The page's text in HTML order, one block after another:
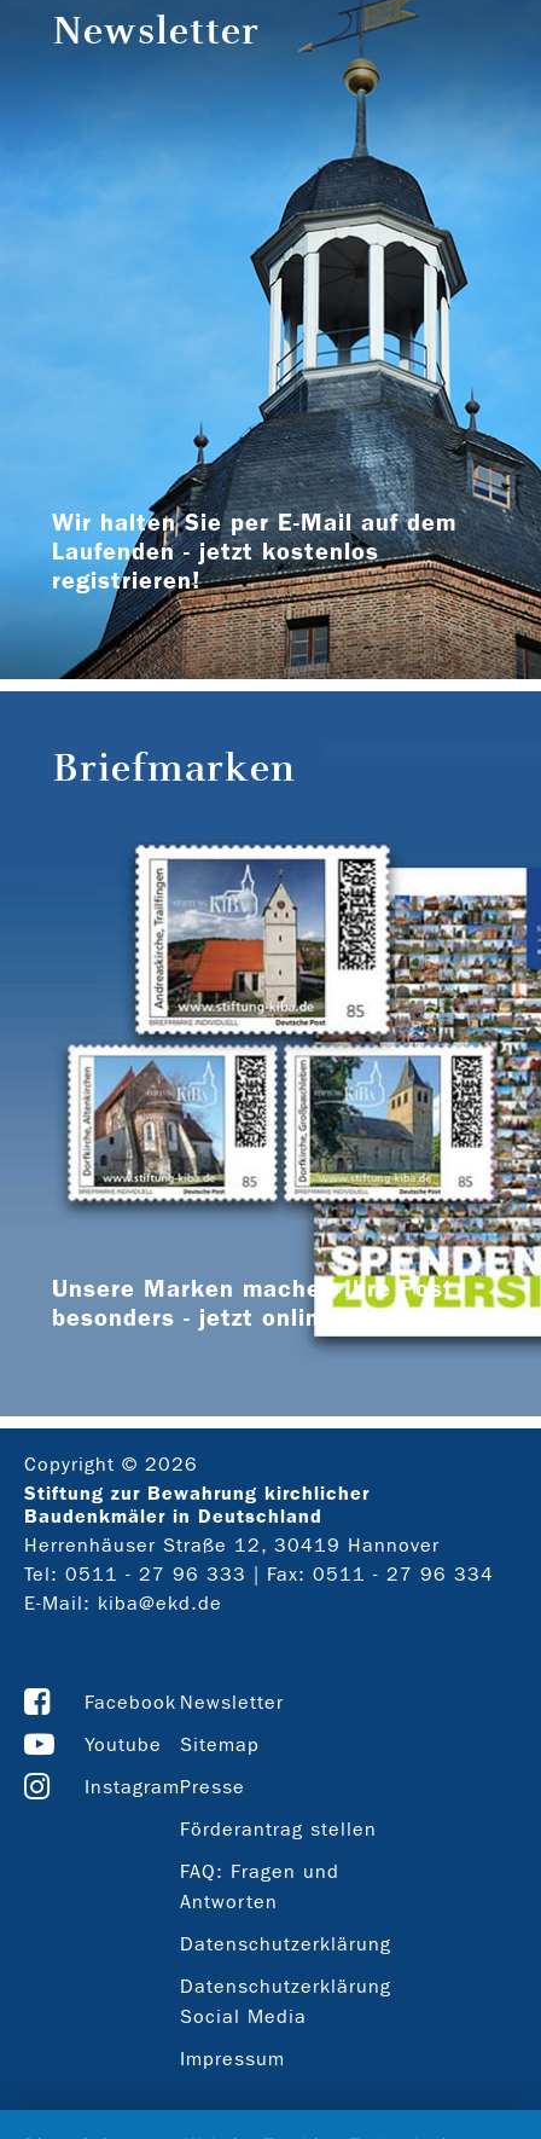
Newsletter
Wir halten Sie per E-Mail auf dem
Laufenden - jetzt kostenlos
registrieren!
Briefmarken
Unsere Marken machen Ihre Post
besonders - jetzt online bestellen
Copyright © 2026
Stiftung zur Bewahrung kirchlicher
Baudenkmäler in Deutschland
Herrenhäuser Straße 12, 30419 Hannover
Tel: 0511 - 27 96 333 | Fax: 0511 - 27 96 334
E-Mail: kiba@ekd.de
Facebook
Youtube
Instagram
Newsletter
Sitemap
Presse
Förderantrag stellen
FAQ: Fragen und
Antworten
Datenschutzerklärung
Datenschutzerklärung
Social Media
Impressum